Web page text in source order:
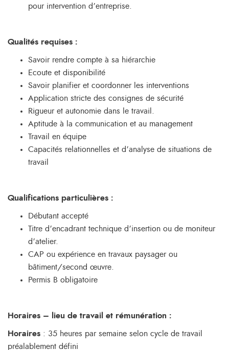
pour intervention d’entreprise.
Qualités requises :
Savoir rendre compte à sa hiérarchie
Ecoute et disponibilité
Savoir planifier et coordonner les interventions
Application stricte des consignes de sécurité
Rigueur et autonomie dans le travail.
Aptitude à la communication et au management
Travail en équipe
Capacités relationnelles et d’analyse de situations de
travail
Qualifications particulières :
Débutant accepté
Titre d’encadrant technique d’insertion ou de moniteur
d’atelier.
CAP ou expérience en travaux paysager ou
bâtiment/second œuvre.
Permis B obligatoire
Horaires – lieu de travail et rémunération :
Horaires : 35 heures par semaine selon cycle de travail
préalablement défini